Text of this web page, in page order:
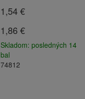
1,54 €
1,86 €
Skladom: posledných 14
bal
74812